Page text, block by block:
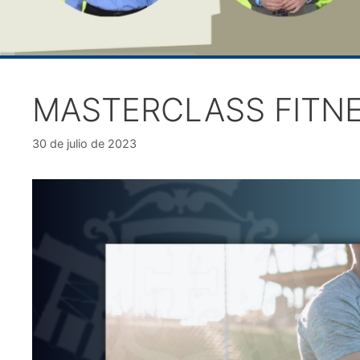
MASTERCLASS
30 de julio de 2023